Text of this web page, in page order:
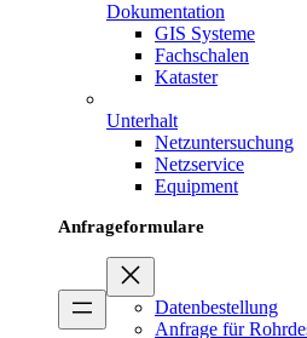
Dokumentation
GIS Systeme
Fachschalen
Kataster
Unterhalt
Netzuntersuchung
Netzservice
Equipment
Anfrageformulare
Datenbestellung
Anfrage für